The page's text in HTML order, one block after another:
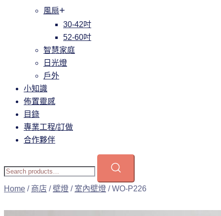
風扇
30-42吋
52-60吋
智慧家庭
日光燈
戶外
小知識
佈置靈感
目錄
專業工程/訂做
合作夥伴
Home / 商店 /壁燈 / 室內壁燈 / WO-P226